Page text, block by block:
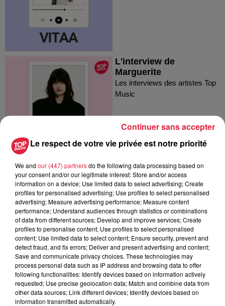
L'interview de
Marguerite
Les interviews des artistes Top
Music
L'interview de Nicola
Sirkis
Les interviews des artistes Top
Music
Rencontre avec Julien
Doré
Le respect de votre vie privée est notre priorité
We and our (447) partnersdo the following data processing based on
your consent and/or our legitimate interest: Store and/or access
information on a device; Use limited data to select advertising; Create
profiles for personalised advertising; Use profiles to select personalised
advertising; Measure advertising performance; Measure content
performance; Understand audiences through statistics or combinations
of data from different sources; Develop and improve services; Create
profiles to personalise content; Use profiles to select personalised
content; Use limited data to select content; Ensure security, prevent and
detect fraud, and fix errors; Deliver and present advertising and content;
Save and communicate privacy choices. These technologies may
process personal data such as IP address and browsing data to offer
following functionalities: Identify devices based on information actively
requested; Use precise geolocation data; Match and combine data from
other data sources; Link different devices; Identify devices based on
information transmitted automatically.
Continuer sans accepter